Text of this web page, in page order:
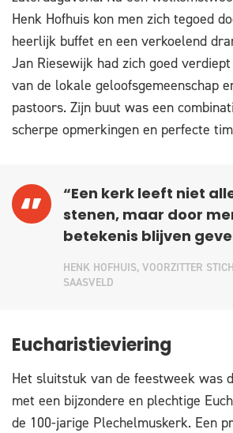
Henk Hofhuis kon men zich tegoed
heerlijk buffet en een verkoelend
Jan Riesewijk had zich goed
van de lokale geloofsgemeenschap
pastoors. Zijn buut was een
scherpe opmerkingen en perfecte
“Een kerk leeft niet
stenen, maar door
betekenis blijven
HENK HOFHUIS, VOORZITTER
SAASVELD
Eucharistieviering
Het sluitstuk van de feestweek was
met een bijzondere en plechtige
de 100-jarige Plechelmuskerk. Een